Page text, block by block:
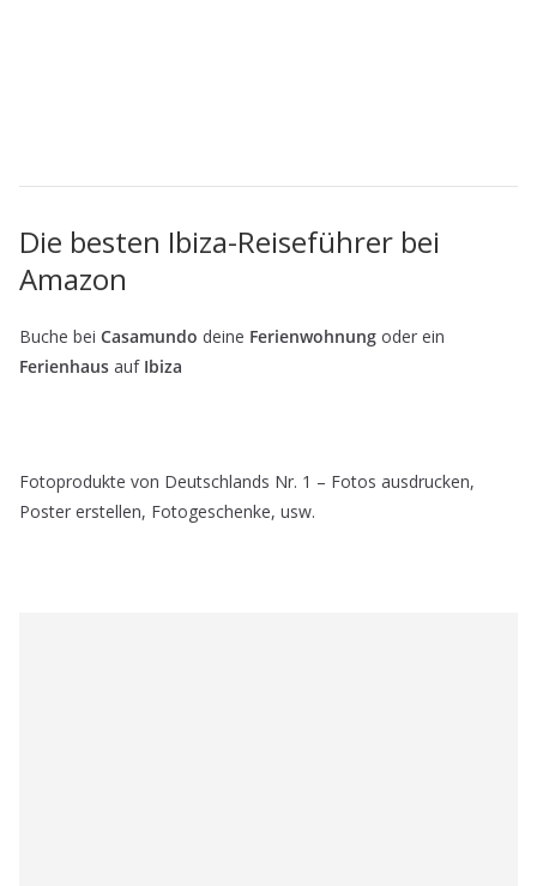
Die besten Ibiza-Reiseführer bei
Amazon
Buche bei Casamundo deine Ferienwohnung oder ein
Ferienhaus auf Ibiza
Fotoprodukte von Deutschlands Nr. 1 – Fotos ausdrucken,
Poster erstellen, Fotogeschenke, usw.